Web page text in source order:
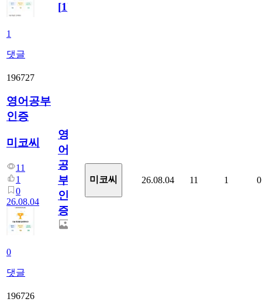
1
댓글
[1]
196727
영어공부
인증
미코씨
11
1
0
26.08.04
0
댓글
영
어
공
부
인
증
미코씨 26.08.04 11 1 0
196726